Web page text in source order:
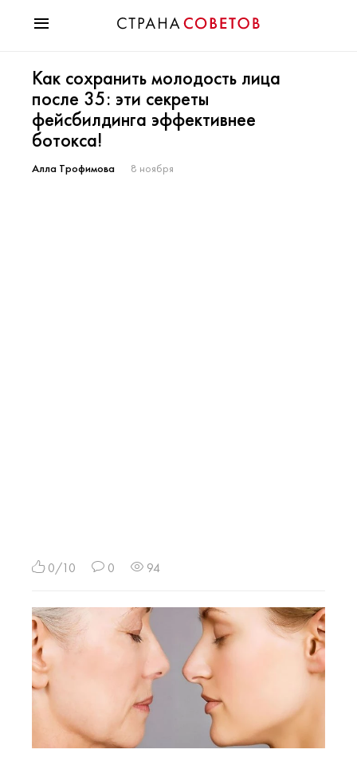
Мода
Звезды
Гороскопы
Здоровье
Психология
Как сохранить молодость лица
после 35: эти секреты
фейсбилдинга эффективнее
ботокса!
Алла Трофимова 8 ноября
0/10 0 94